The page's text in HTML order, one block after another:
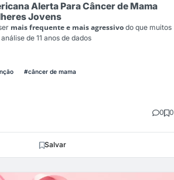
Alerta Para Câncer de Mama
Jovens
mais frequente e mais agressivo do que muitos
de 11 anos de dados
#câncer de mama
0 0
Salvar